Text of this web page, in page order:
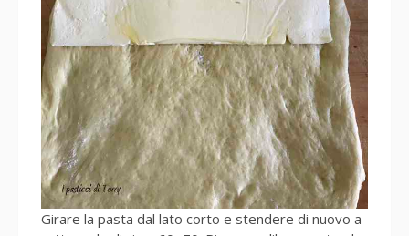
Girare la pasta dal lato corto e stendere di nuovo a